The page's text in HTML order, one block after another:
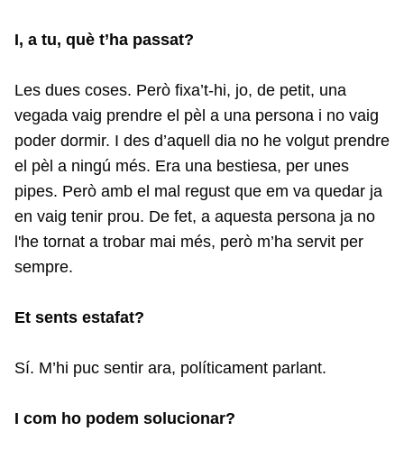
I, a tu, què t’ha passat?
Les dues coses. Però fixa’t-hi, jo, de petit, una
vegada vaig prendre el pèl a una persona i no vaig
poder dormir. I des d’aquell dia no he volgut prendre
el pèl a ningú més. Era una bestiesa, per unes
pipes. Però amb el mal regust que em va quedar ja
en vaig tenir prou. De fet, a aquesta persona ja no
l'he tornat a trobar mai més, però m’ha servit per
sempre.
Et sents estafat?
Sí. M’hi puc sentir ara, políticament parlant.
I com ho podem solucionar?